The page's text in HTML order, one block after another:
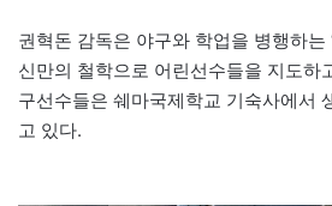
권혁돈 감독은 야구와 학업을 병행하는
신만의 철학으로 어린선수들을 지도하
구선수들은 쉐마국제학교 기숙사에서
고 있다.